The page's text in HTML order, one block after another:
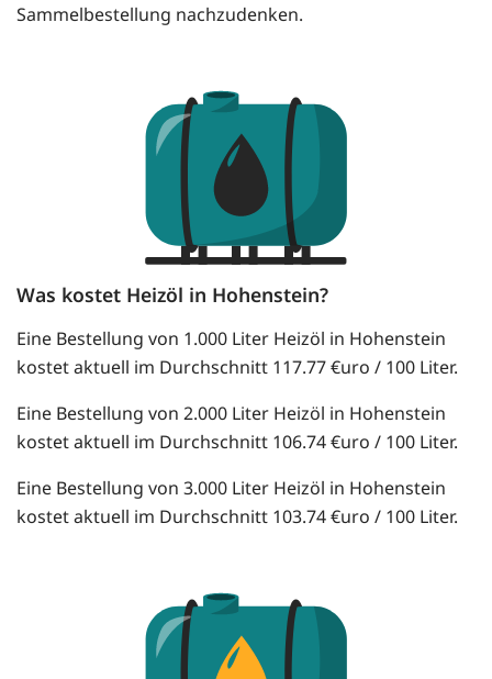
Sammelbestellung nachzudenken.
Was kostet Heizöl in Hohenstein?
Eine Bestellung von 1.000 Liter Heizöl in Hohenstein
kostet aktuell im Durchschnitt 117.77 €uro / 100 Liter.
Eine Bestellung von 2.000 Liter Heizöl in Hohenstein
kostet aktuell im Durchschnitt 106.74 €uro / 100 Liter.
Eine Bestellung von 3.000 Liter Heizöl in Hohenstein
kostet aktuell im Durchschnitt 103.74 €uro / 100 Liter.